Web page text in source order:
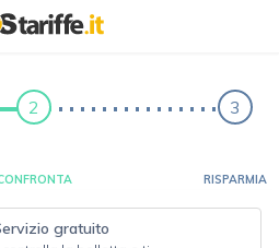
2 3
RISPARMIA
gratuito